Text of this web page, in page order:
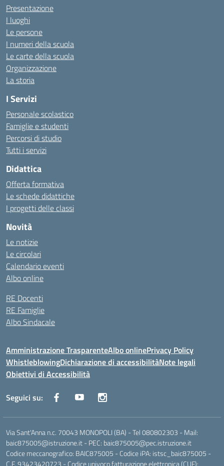
Presentazione
I luoghi
Le persone
I numeri della scuola
Le carte della scuola
Organizzazione
La storia
I Servizi
Personale scolastico
Famiglie e studenti
Percorsi di studio
Tutti i servizi
Didattica
Offerta formativa
Le schede didattiche
I progetti delle classi
Novità
Le notizie
Le circolari
Calendario eventi
Albo online
RE Docenti
RE Famiglie
Albo Sindacale
Amministrazione TrasparenteAlbo onlinePrivacy Policy
WhistleblowingDichiarazione di accessibilitàNote legali
Obiettivi di Accessibilità
Seguici su:
Via Sant'Anna n.c. 70043 MONOPOLI (BA) - Tel 080802303 - Mail:
baic875005@istruzione.it - PEC: baic875005@pec.istruzione.it
Codice meccanografico: BAIC875005 - Codice iPA: istsc_baic875005 -
C.F. 93423420723 - Codice univoco fatturazione elettronica (CUF):